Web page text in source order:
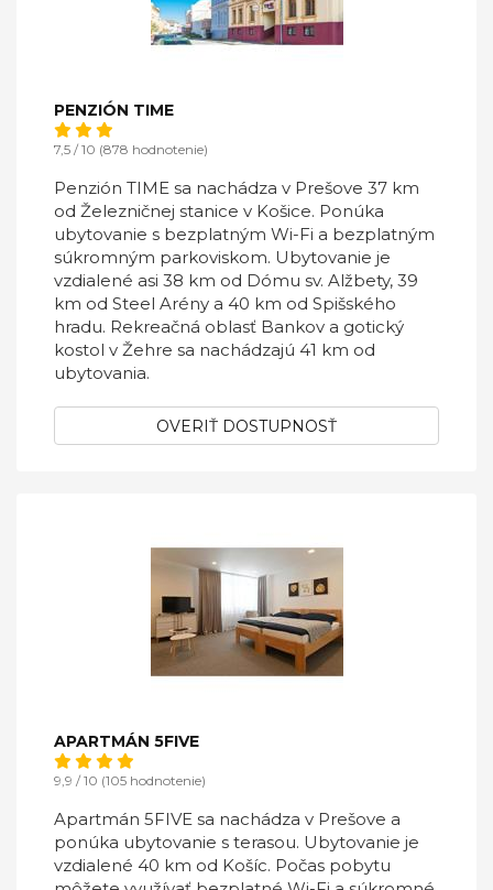
PENZIÓN TIME
7,5 / 10 (878 hodnotenie)
Penzión TIME sa nachádza v Prešove 37 km
od Železničnej stanice v Košice. Ponúka
ubytovanie s bezplatným Wi-Fi a bezplatným
súkromným parkoviskom. Ubytovanie je
vzdialené asi 38 km od Dómu sv. Alžbety, 39
km od Steel Arény a 40 km od Spišského
hradu. Rekreačná oblasť Bankov a gotický
kostol v Žehre sa nachádzajú 41 km od
ubytovania.
OVERIŤ DOSTUPNOSŤ
APARTMÁN 5FIVE
9,9 / 10 (105 hodnotenie)
Apartmán 5FIVE sa nachádza v Prešove a
ponúka ubytovanie s terasou. Ubytovanie je
vzdialené 40 km od Košíc. Počas pobytu